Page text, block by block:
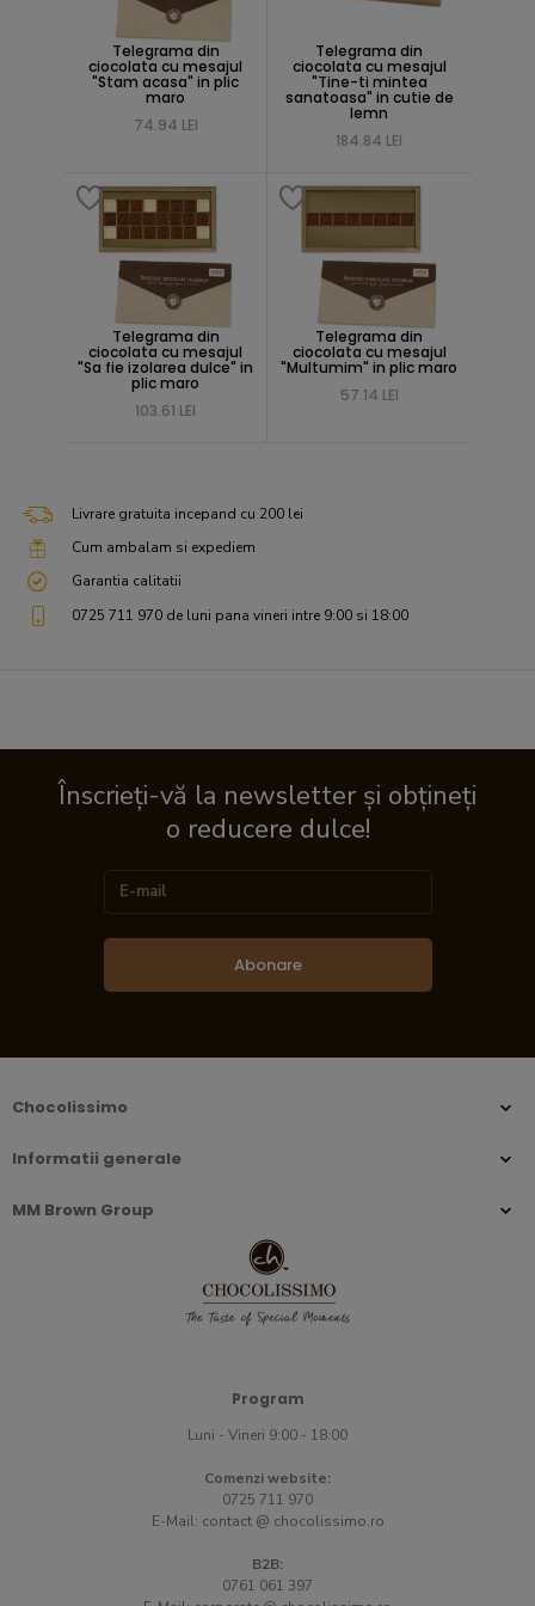
Telegrama din
ciocolata cu mesajul
"Stam acasa" in plic
maro
74.94 LEI
Telegrama din
ciocolata cu mesajul
"Tine-ti mintea
sanatoasa" in cutie de
lemn
184.84 LEI
Telegrama din
ciocolata cu mesajul
"Sa fie izolarea dulce" in
plic maro
103.61 LEI
Telegrama din
ciocolata cu mesajul
"Multumim" in plic maro
57.14 LEI
Livrare gratuita incepand cu 200 lei
Cum ambalam si expediem
Garantia calitatii
0725 711 970 de luni pana vineri intre 9:00 si 18:00
Înscrieți-vă la newsletter și obțineți
o reducere dulce!
Abonare
Chocolissimo
Informatii generale
MM Brown Group
Program
Luni - Vineri 9:00 - 18:00
Comenzi website:
0725 711 970
E-Mail: contact @ chocolissimo.ro
B2B:
0761 061 397